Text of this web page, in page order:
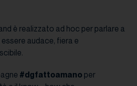
è realizzato ad hoc per parlare a
audace, fiera e
#dgfattoamano per